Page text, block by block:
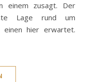
einem zusagt. Der
Lage rund um
einen hier erwartet.